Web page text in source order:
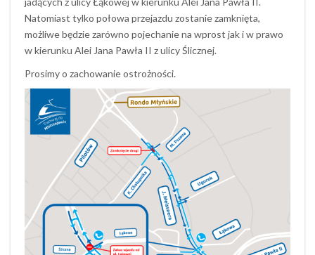
Natomiast tylko połowa przejazdu zostanie zamknięta,
możliwe będzie zarówno pojechanie na wprost jak i w prawo
w kierunku Alei Jana Pawła II z ulicy Ślicznej.
Prosimy o zachowanie ostrożności.